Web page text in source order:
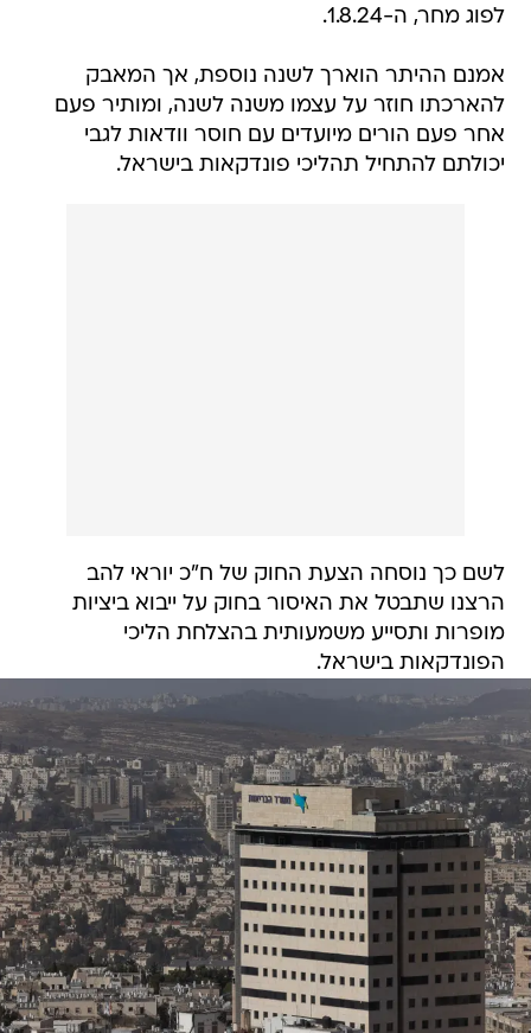
לפוג מחר, ה-1.8.24.
אמנם ההיתר הוארך לשנה נוספת, אך המאבק
להארכתו חוזר על עצמו משנה לשנה, ומותיר פעם
אחר פעם הורים מיועדים עם חוסר וודאות לגבי
יכולתם להתחיל תהליכי פונדקאות בישראל.
לשם כך נוסחה הצעת החוק של ח"כ יוראי להב
הרצנו שתבטל את האיסור בחוק על ייבוא ביציות
מופרות ותסייע משמעותית בהצלחת הליכי
הפונדקאות בישראל.